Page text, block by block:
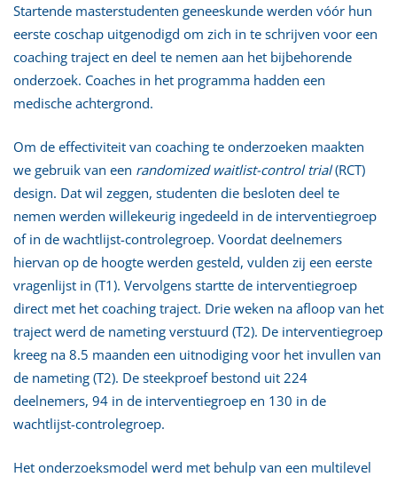
Startende masterstudenten geneeskunde werden vóór hun
eerste coschap uitgenodigd om zich in te schrijven voor een
coaching traject en deel te nemen aan het bijbehorende
onderzoek. Coaches in het programma hadden een
medische achtergrond.
Om de effectiviteit van coaching te onderzoeken maakten
we gebruik van een randomized waitlist-control trial(RCT)
design. Dat wil zeggen, studenten die besloten deel te
nemen werden willekeurig ingedeeld in de interventiegroep
of in de wachtlijst-controlegroep. Voordat deelnemers
hiervan op de hoogte werden gesteld, vulden zij een eerste
vragenlijst in (T1). Vervolgens startte de interventiegroep
direct met het coaching traject. Drie weken na afloop van het
traject werd de nameting verstuurd (T2). De interventiegroep
kreeg na 8.5 maanden een uitnodiging voor het invullen van
de nameting (T2). De steekproef bestond uit 224
deelnemers, 94 in de interventiegroep en 130 in de
wachtlijst-controlegroep.
Het onderzoeksmodel werd met behulp van een multilevel